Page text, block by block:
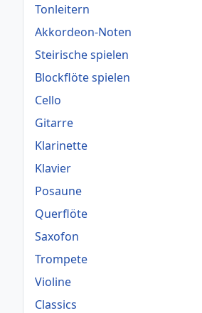
Tonleitern
Akkordeon-Noten
Steirische spielen
Blockflöte spielen
Cello
Gitarre
Klarinette
Klavier
Posaune
Querflöte
Saxofon
Trompete
Violine
Classics